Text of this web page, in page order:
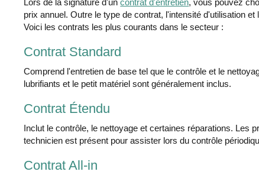
Lors de la signature d'uncontrat d'entretien, vous pouvez
prix annuel. Outre le type de contrat, l'intensité d'utilisation
Voici les contrats les plus courants dans le secteur :
Contrat Standard
Comprend l'entretien de base tel que le contrôle et le
lubrifiants et le petit matériel sont généralement inclus.
Contrat Étendu
Inclut le contrôle, le nettoyage et certaines réparations. Les
technicien est présent pour assister lors du contrôle
Contrat All-in